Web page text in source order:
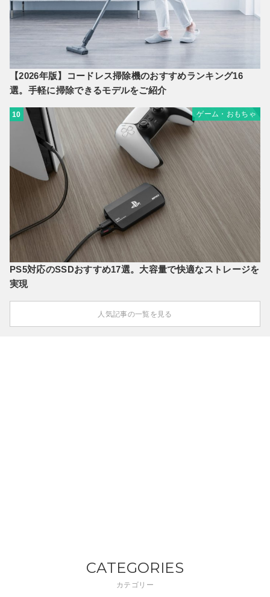
【2026年版】コードレス掃除機のおすすめランキング16
選。手軽に掃除できるモデルをご紹介
10 ゲーム・おもちゃ
PS5対応のSSDおすすめ17選。大容量で快適なストレージを
実現
人気記事の一覧を見る
CATEGORIES
カテゴリー